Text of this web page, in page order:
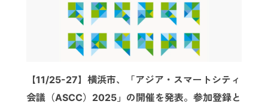
【11/25-27】横浜市、「アジア・スマートシティ
会議（ASCC）2025」の開催を発表。参加登録と